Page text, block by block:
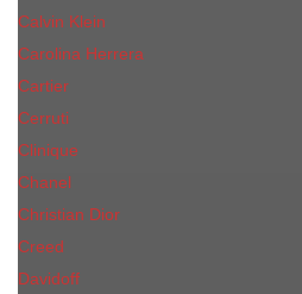
Calvin Klein
Carolina Herrera
Cartier
Cerruti
Сliniquе
Chanel
Christian Dior
Creed
Davidoff